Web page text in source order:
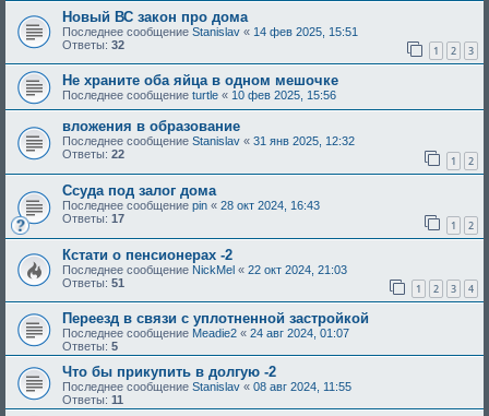
Новый ВС закон про дома
Последнее сообщение Stanislav « 14 фев 2025, 15:51
Ответы: 32 1 2 3
Не храните оба яйца в одном мешочке
Последнее сообщение turtle « 10 фев 2025, 15:56
вложения в образование
Последнее сообщение Stanislav « 31 янв 2025, 12:32
Ответы: 22 1 2
Ссуда под залог дома
Последнее сообщение pin « 28 окт 2024, 16:43
Ответы: 17 1 2
Кстати о пенсионерах -2
Последнее сообщение NickMel « 22 окт 2024, 21:03
Ответы: 51 1 2 3 4
Переезд в связи с уплотненной застройкой
Последнее сообщение Meadie2 « 24 авг 2024, 01:07
Ответы: 5
Что бы прикупить в долгую -2
Последнее сообщение Stanislav « 08 авг 2024, 11:55
Ответы: 11